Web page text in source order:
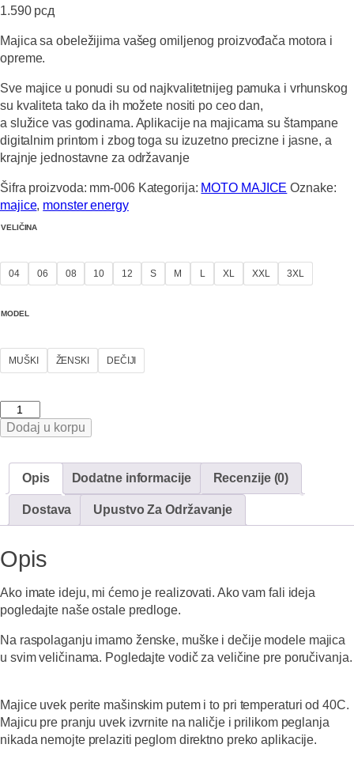
1.590 рсд
Majica sa obeležijima vašeg omiljenog proizvođača motora i
opreme.
Sve majice u ponudi su od najkvalitetnijeg pamuka i vrhunskog
su kvaliteta tako da ih možete nositi po ceo dan,
a služice vas godinama. Aplikacije na majicama su štampane
digitalnim printom i zbog toga su izuzetno precizne i jasne, a
krajnje jednostavne za održavanje
Šifra proizvoda: mm-006 Kategorija: MOTO MAJICE Oznake:
majice, monster energy
VELIČINA
04 06 08 10 12 S M L XL XXL 3XL
MODEL
MUŠKI ŽENSKI DEČIJI
Majica
Monster
količina
Dodaj u korpu
Opis Dodatne informacije Recenzije (0)
Dostava Upustvo Za Održavanje
Opis
Ako imate ideju, mi ćemo je realizovati. Ako vam fali ideja
pogledajte naše ostale predloge.
Na raspolaganju imamo ženske, muške i dečije modele majica
u svim veličinama. Pogledajte vodič za veličine pre poručivanja.
Majice uvek perite mašinskim putem i to pri temperaturi od 40C.
Majicu pre pranju uvek izvrnite na naličje i prilikom peglanja
nikada nemojte prelaziti peglom direktno preko aplikacije.